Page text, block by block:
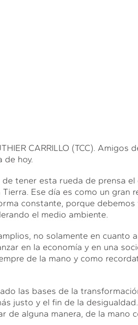
CARRILLO (TCC).
de hoy.
tener esta rueda de prensa
Ese día es como un gran
constante, porque
el medio ambiente.
no solamente en cuanto
en la economía y en una
de la mano y como
las bases de la
justo y el fin de la
de alguna manera, de la mano